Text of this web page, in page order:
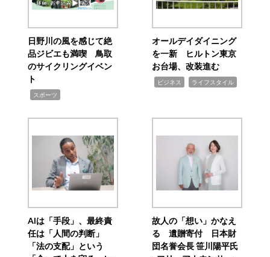
日野川の風を感じて絶
品ジビエも満喫 鳥取
のサイクリングイベン
ト
スポーツ
オールデイダイニング
を一新 ヒルトン東京
お台場、改装進む
ビジネス ライフスタイル
AIは「手段」、最終責
任は「人間の判断」
「法の支配」という
故人の「想い」かなえ
る 遺贈寄付 日本財
団名誉会長 笹川陽平氏